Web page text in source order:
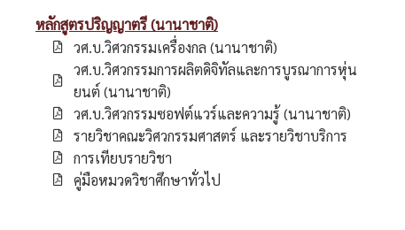
หลักสูตรปริญญาตรี (นานาชาติ)
วศ.บ.วิศวกรรมเครื่องกล (นานาชาติ)
วศ.บ.วิศวกรรมการผลิตดิจิทัลและการบูรณาการหุ่น
ยนต์ (นานาชาติ)
วศ.บ.วิศวกรรมซอฟต์แวร์และความรู้ (นานาชาติ)
รายวิชาคณะวิศวกรรมศาสตร์ และรายวิชาบริการ
การเทียบรายวิชา
คู่มือหมวดวิชาศึกษาทั่วไป